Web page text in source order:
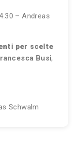
– Andreas
per scelte
Busi,
Schwalm